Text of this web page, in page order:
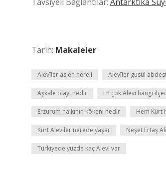
Tarih: Makaleler
Alevîler aslen nereli Alevîler gusül
Aşkale olayı nedir En çok Alevi hangi
Erzurum halkının kökeni nedir Hem Kürt
Kürt Aleviler nerede yaşar Neşet Ertaş
Türkiyede yüzde kaç Alevi var